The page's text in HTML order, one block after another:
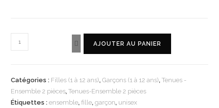
AJOUTER AU PANIER
Catégories : Filles (1 à 12 ans),Garçons (1 à 12 ans),Tenues -
Ensemble 2 pièces,Tenues-Ensemble 2 pièces
Étiquettes :ensemble,fille,garçon, unisex